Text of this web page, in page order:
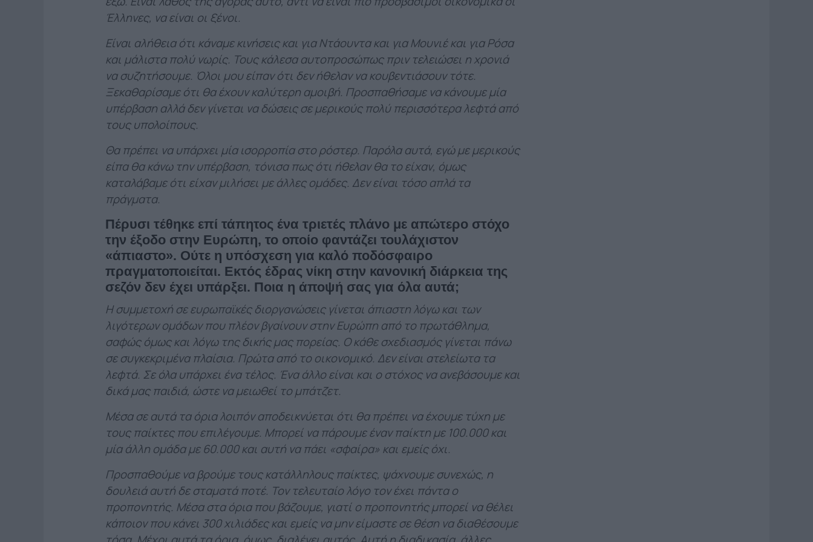
Έλληνες, να είναι οι ξένοι.
Είναι αλήθεια ότι κάναμε κινήσεις και για Ντάουντα και για Μουνιέ και για Ρόσα
και μάλιστα πολύ νωρίς. Τους κάλεσα αυτοπροσώπως πριν τελειώσει η χρονιά
να συζητήσουμε. Όλοι μου είπαν ότι δεν ήθελαν να κουβεντιάσουν τότε.
Ξεκαθαρίσαμε ότι θα έχουν καλύτερη αμοιβή. Προσπαθήσαμε να κάνουμε μία
υπέρβαση αλλά δεν γίνεται να δώσεις σε μερικούς πολύ περισσότερα λεφτά από
τους υπολοίπους.
Θα πρέπει να υπάρχει μία ισορροπία στο ρόστερ. Παρόλα αυτά, εγώ με μερικούς
είπα θα κάνω την υπέρβαση, τόνισα πως ότι ήθελαν θα το είχαν, όμως
καταλάβαμε ότι είχαν μιλήσει με άλλες ομάδες. Δεν είναι τόσο απλά τα
πράγματα.
Πέρυσι τέθηκε επί τάπητος ένα τριετές πλάνο με απώτερο στόχο
την έξοδο στην Ευρώπη, το οποίο φαντάζει τουλάχιστον
«άπιαστο». Ούτε η υπόσχεση για καλό ποδόσφαιρο
πραγματοποιείται. Εκτός έδρας νίκη στην κανονική διάρκεια της
σεζόν δεν έχει υπάρξει. Ποια η άποψή σας για όλα αυτά;
Η συμμετοχή σε ευρωπαϊκές διοργανώσεις γίνεται άπιαστη λόγω και των
λιγότερων ομάδων που πλέον βγαίνουν στην Ευρώπη από το πρωτάθλημα,
σαφώς όμως και λόγω της δικής μας πορείας. Ο κάθε σχεδιασμός γίνεται πάνω
σε συγκεκριμένα πλαίσια. Πρώτα από το οικονομικό. Δεν είναι ατελείωτα τα
λεφτά. Σε όλα υπάρχει ένα τέλος. Ένα άλλο είναι και ο στόχος να ανεβάσουμε και
δικά μας παιδιά, ώστε να μειωθεί το μπάτζετ.
Μέσα σε αυτά τα όρια λοιπόν αποδεικνύεται ότι θα πρέπει να έχουμε τύχη με
τους παίκτες που επιλέγουμε. Μπορεί να πάρουμε έναν παίκτη με 100.000 και
μία άλλη ομάδα με 60.000 και αυτή να πάει «σφαίρα» και εμείς όχι.
Προσπαθούμε να βρούμε τους κατάλληλους παίκτες, ψάχνουμε συνεχώς, η
δουλειά αυτή δε σταματά ποτέ. Τον τελευταίο λόγο τον έχει πάντα ο
προπονητής. Μέσα στα όρια που βάζουμε, γιατί ο προπονητής μπορεί να θέλει
κάποιον που κάνει 300 χιλιάδες και εμείς να μην είμαστε σε θέση να διαθέσουμε